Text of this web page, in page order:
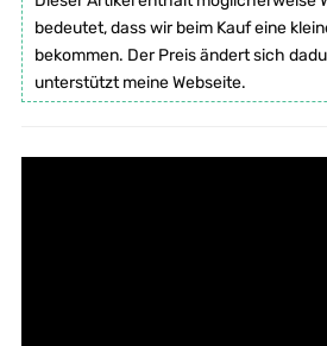
bedeutet, dass wir beim Kauf eine
bekommen. Der Preis ändert sich
unterstützt meine Webseite.